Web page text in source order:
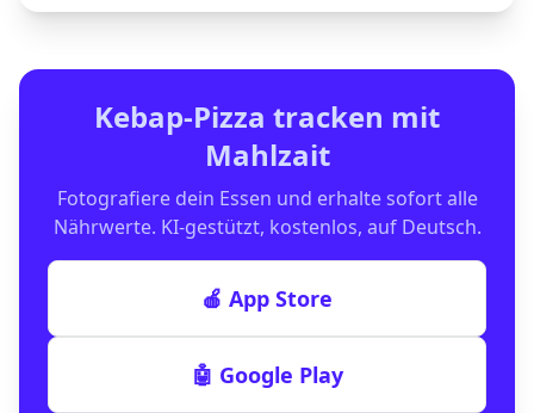
Kebap-Pizza tracken mit
Mahlzait
Fotografiere dein Essen und erhalte sofort alle
Nährwerte. KI-gestützt, kostenlos, auf Deutsch.
🍎 App Store
🤖 Google Play